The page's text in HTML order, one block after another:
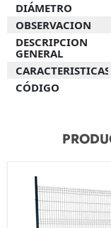
DIÁMETRO
OBSERVACION
DESCRIPCION
GENERAL
CARACTERISTICAS
CÓDIGO
DESCRIPCION
Medidor de Agua de